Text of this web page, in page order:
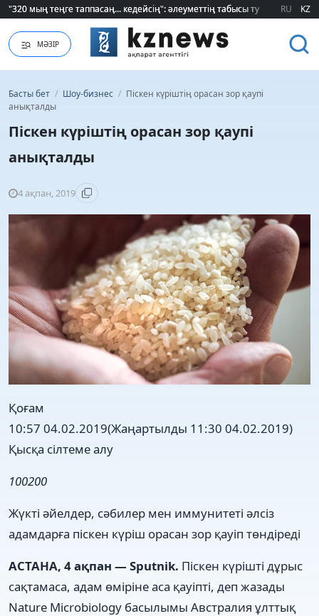
"320 мың теңге таппасаң... кедейсің": әлеуметтің табысы туралы түсінігі
"320 мың теңге таппасаң... кедейсің": әлеуметтің табысы туралы түсінігі
RU KZ
МӘЗІР
Басты бет / Шоу-бизнес / Піскен күріштің орасан зор қаупі
анықталды
Піскен күріштің орасан зор қаупі
анықталды
4 ақпан, 2019
Қоғам
10:57 04.02.2019(Жаңартылды 11:30 04.02.2019)
Қысқа сілтеме алу
100200
Жүкті әйелдер, сәбилер мен иммунитеті әлсіз
адамдарға піскен күріш орасан зор қауіп төндіреді
АСТАНА, 4 ақпан — Sputnik. Піскен күрішті дұрыс
сақтамаса, адам өміріне аса қауіпті, деп жазады
Nature Microbiology басылымы Австралия ұлттық